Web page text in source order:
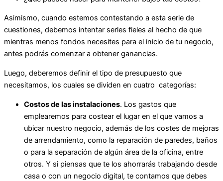
Asimismo, cuando estemos contestando a esta serie de
cuestiones, debemos intentar serles fieles al hecho de que
mientras menos fondos necesites para el inicio de tu negocio,
antes podrás comenzar a obtener ganancias.
Luego, deberemos definir el tipo de presupuesto que
necesitamos, los cuales se dividen en cuatro categorías:
Costos de las instalaciones. Los gastos que
emplearemos para costear el lugar en el que vamos a
ubicar nuestro negocio, además de los costes de mejoras
de arrendamiento, como la reparación de paredes, baños
o para la separación de algún área de la oficina, entre
otros. Y si piensas que te los ahorrarás trabajando desde
casa o con un negocio digital, te contamos que debes